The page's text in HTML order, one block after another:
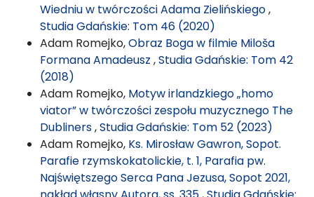
Wiedniu w twórczości Adama Zielińskiego,
Studia Gdańskie: Tom 46 (2020)
Adam Romejko,Obraz Boga w filmie Miloša
Formana Amadeusz ,Studia Gdańskie: Tom 42
(2018)
Adam Romejko, Motyw irlandzkiego „homo
viator” w twórczości zespołu muzycznego The
Dubliners,Studia Gdańskie: Tom 52 (2023)
Adam Romejko, Ks. Mirosław Gawron, Sopot.
Parafie rzymskokatolickie, t. 1, Parafia pw.
Najświętszego Serca Pana Jezusa, Sopot 2021,